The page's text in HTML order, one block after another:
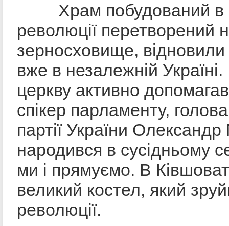
Храм побудований в
революції перетворений
зерносховище, відновили
вже в незалежній
церкву активно
спікер парламенту,
партії України
народився в сусідньому
ми і прямуємо. В
великий костел, який
революції.